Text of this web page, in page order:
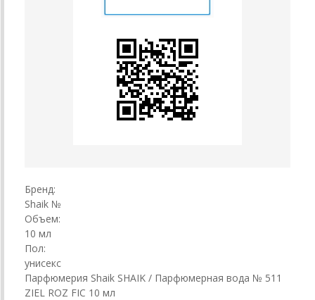
Бренд:
Shaik №
Объем:
10 мл
Пол:
унисекс
Парфюмерия Shaik SHAIK / Парфюмерная вода № 511
ZIEL ROZ FIC 10 мл